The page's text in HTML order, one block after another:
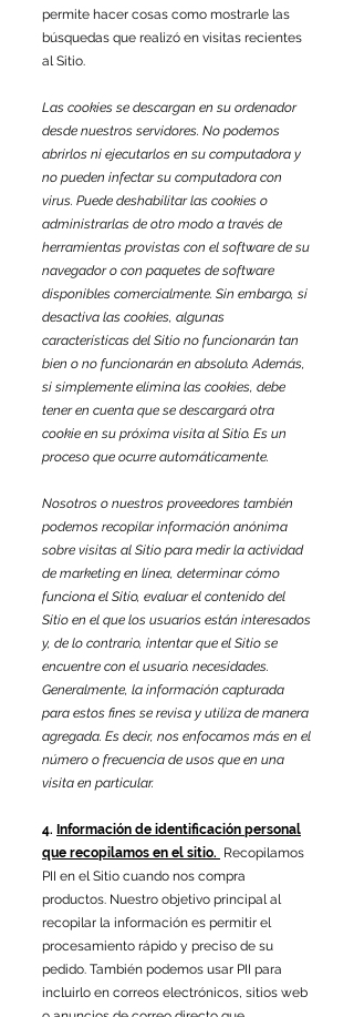
permite hacer cosas como mostrarle las
búsquedas que realizó en visitas recientes
al Sitio.
Las cookies se descargan en su ordenador
desde nuestros servidores. No podemos
abrirlos ni ejecutarlos en su computadora y
no pueden infectar su computadora con
virus. Puede deshabilitar las cookies o
administrarlas de otro modo a través de
herramientas provistas con el software de su
navegador o con paquetes de software
disponibles comercialmente. Sin embargo, si
desactiva las cookies, algunas
características del Sitio no funcionarán tan
bien o no funcionarán en absoluto. Además,
si simplemente elimina las cookies, debe
tener en cuenta que se descargará otra
cookie en su próxima visita al Sitio. Es un
proceso que ocurre automáticamente.
Nosotros o nuestros proveedores también
podemos recopilar información anónima
sobre visitas al Sitio para medir la actividad
de marketing en línea, determinar cómo
funciona el Sitio, evaluar el contenido del
Sitio en el que los usuarios están interesados
​​y, de lo contrario, intentar que el Sitio se
encuentre con el usuario. necesidades.
Generalmente, la información capturada
para estos fines se revisa y utiliza de manera
agregada. Es decir, nos enfocamos más en el
número o frecuencia de usos que en una
visita en particular.
4. Información de identificación personal
que recopilamos en el sitio. Recopilamos
PII en el Sitio cuando nos compra
productos. Nuestro objetivo principal al
recopilar la información es permitir el
procesamiento rápido y preciso de su
pedido. También podemos usar PII para
incluirlo en correos electrónicos, sitios web